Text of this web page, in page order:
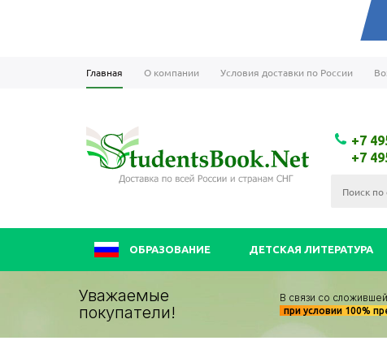
Главная О компании Условия доставки по России
+7
+7
ОБРАЗОВАНИЕ ДЕТСКАЯ ЛИТЕРАТУРА
Уважаемые
покупатели!
В связи со
при условии 100%